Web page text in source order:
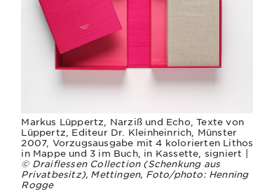
Markus Lüppertz, Narziß und Echo, Texte von
Lüppertz, Editeur Dr. Kleinheinrich, Münster
2007, Vorzugsausgabe mit 4 kolorierten Lithos
in Mappe und 3 im Buch, in Kassette, signiert |
© Draiflessen Collection (Schenkung aus
Privatbesitz), Mettingen, Foto/photo: Henning
Rogge